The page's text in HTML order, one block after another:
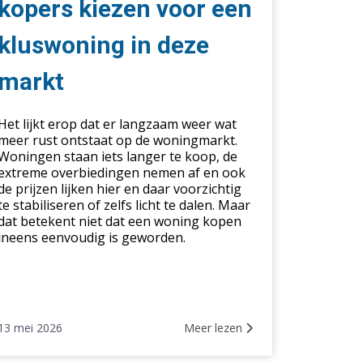
kopers kiezen voor een
kluswoning in deze
markt
lijkt erop dat er langzaam weer wat
rust ontstaat op de woningmarkt.
staan iets langer te koop, de
overbiedingen nemen af en ook
prijzen lijken hier en daar voorzichtig
stabiliseren of zelfs licht te dalen. Maar
betekent niet dat een woning kopen
eenvoudig is geworden.
mei 2026 Meer lezen